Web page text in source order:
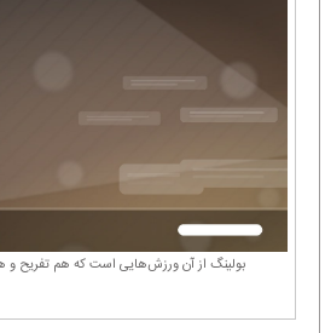
بولینگ از آن ورزش‌هایی است که هم تفریح